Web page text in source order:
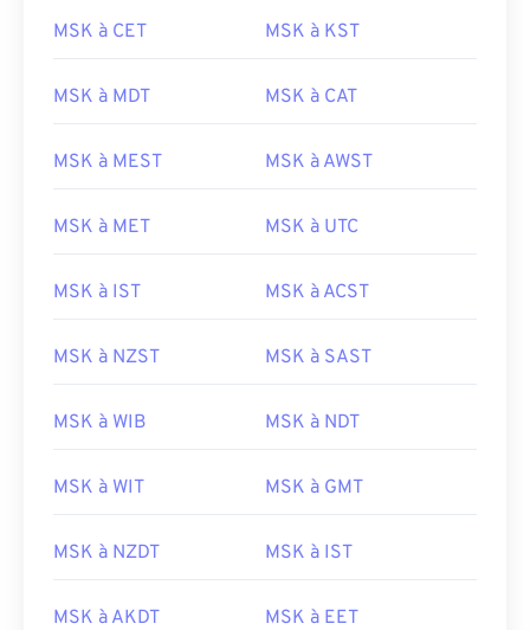
MSK à CET MSK à KST
MSK à MDT MSK à CAT
MSK à MEST MSK à AWST
MSK à MET MSK à UTC
MSK à IST MSK à ACST
MSK à NZST MSK à SAST
MSK à WIB MSK à NDT
MSK à WIT MSK à GMT
MSK à NZDT MSK à IST
MSK à AKDT MSK à EET